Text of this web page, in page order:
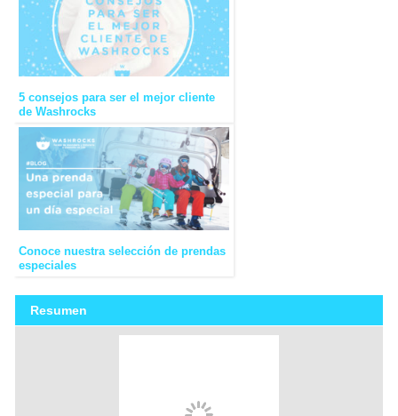
5 consejos para ser el mejor cliente
de Washrocks
Conoce nuestra selección de prendas
especiales
Resumen